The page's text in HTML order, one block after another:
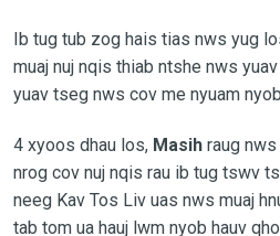
Ib tug tub zog hais tias nws yug
muaj nuj nqis thiab ntshe nws
yuav tseg nws cov me nyuam
4 xyoos dhau los, Masih raug
nrog cov nuj nqis rau ib tug tswv
neeg Kav Tos Liv uas nws muaj
tab tom ua hauj lwm nyob hauv